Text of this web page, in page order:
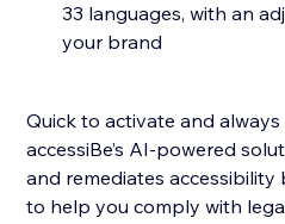
33 languages, with an
your brand
Quick to activate and always
accessiBe’s AI-powered
and remediates
to help you comply with